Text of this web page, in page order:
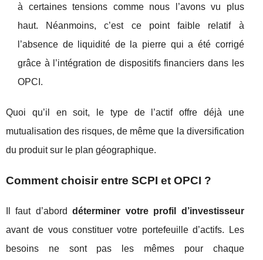
à certaines tensions comme nous l’avons vu plus
haut. Néanmoins, c’est ce point faible relatif à
l’absence de liquidité de la pierre qui a été corrigé
grâce à l’intégration de dispositifs financiers dans les
OPCI.
Quoi qu’il en soit, le type de l’actif offre déjà une
mutualisation des risques, de même que la diversification
du produit sur le plan géographique.
Comment choisir entre SCPI et OPCI ?
Il faut d’aborddéterminer votre profil d’investisseur
avant de vous constituer votre portefeuille d’actifs. Les
besoins ne sont pas les mêmes pour chaque